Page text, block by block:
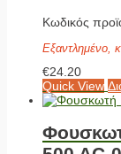
Κωδικός
Εξαντλημένο,
€24.20
Quick View